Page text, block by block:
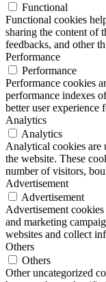
Functional
Functional cookies
sharing the content of
feedbacks, and other
Performance
Performance
Performance cookies
performance indexes
better user experience
Analytics
Analytics
Analytical cookies are
the website. These
number of visitors,
Advertisement
Advertisement
Advertisement
and marketing
websites and collect
Others
Others
Other uncategorized